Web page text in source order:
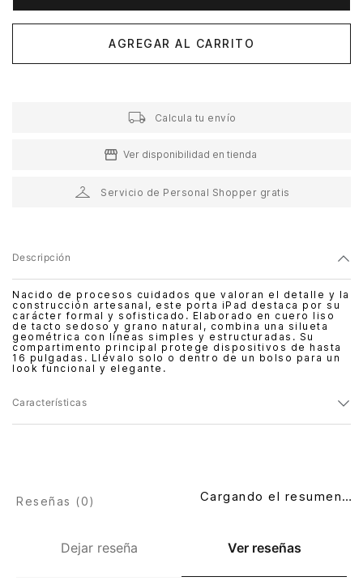
AGREGAR AL CARRITO
Calcula tu envío
Ver disponibilidad en tienda
Servicio de Personal Shopper gratis
Descripción
Nacido de procesos cuidados que valoran el detalle y la
construcción artesanal, este porta iPad destaca por su
carácter formal y sofisticado. Elaborado en cuero liso
de tacto sedoso y grano natural, combina una silueta
geométrica con líneas simples y estructuradas. Su
compartimento principal protege dispositivos de hasta
16 pulgadas. Llévalo solo o dentro de un bolso para un
look funcional y elegante.
Características
Dejar reseña Ver reseñas
Reseñas (0) Cargando el resumen…